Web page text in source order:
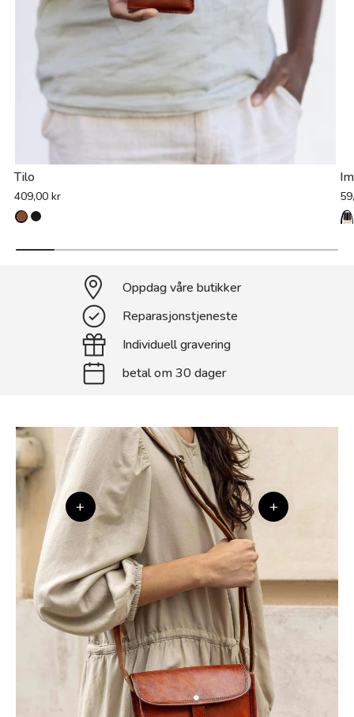
Tilo
409,00 kr
Oppdag våre butikker
Reparasjonstjeneste
Individuell gravering
betal om 30 dager
+ +